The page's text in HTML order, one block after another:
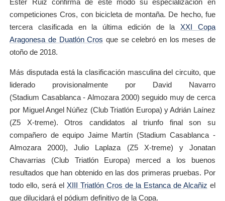
Ester Ruiz confirma de este modo su especialización en
competiciones Cros, con bicicleta de montaña. De hecho, fue
tercera clasificada en la última edición de la XXI Copa
Aragonesa de Duatlón Cros que se celebró en los meses de
otoño de 2018.
Más disputada está la clasificación masculina del circuito, que
liderado provisionalmente por David Navarro
(Stadium Casablanca - Almozara 2000) seguido muy de cerca
por Miguel Angel Núñez (Club Triatlón Europa) y Adrián Laínez
(Z5 X-treme). Otros candidatos al triunfo final son su
compañero de equipo Jaime Martín (Stadium Casablanca -
Almozara 2000), Julio Laplaza (Z5 X-treme) y Jonatan
Chavarrias (Club Triatlón Europa) merced a los buenos
resultados que han obtenido en las dos primeras pruebas. Por
todo ello, será el XIII Triatlón Cros de la Estanca de Alcañiz el
que dilucidará el pódium definitivo de la Copa.